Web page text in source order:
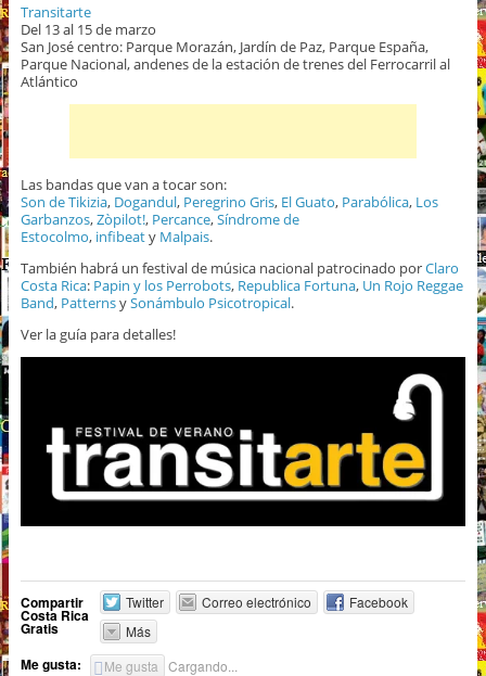
Transitarte
Del 13 al 15 de marzo
San José centro: Parque Morazán, Jardín de Paz, Parque España,
Parque Nacional, andenes de la estación de trenes del Ferrocarril al
Atlántico
Las bandas que van a tocar son:
Son de Tikizia, Dogandul, Peregrino Gris, El Guato, Parabólica, Los
Garbanzos,Zòpilot!, Percance,Síndrome de
Estocolmo, infibeaty Malpais.
También habrá un festival de música nacional patrocinado porClaro
Costa Rica: Papin y los Perrobots, Republica Fortuna, Un Rojo Reggae
Band, PatternsySonámbulo Psicotropical.
Ver la guía para detalles!
Compartir
Costa Rica
Gratis
Twitter Correo electrónico
Facebook
Más
Me gusta: Me gusta Cargando...